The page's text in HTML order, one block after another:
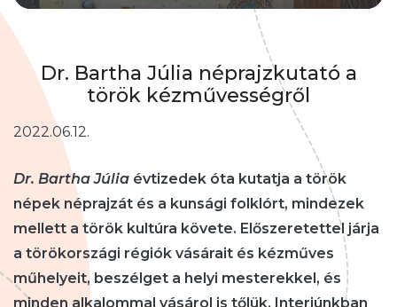
Dr. Bartha Júlia néprajzkutató a
török kézművességről
2022.06.12.
Dr. Bartha Júlia évtizedek óta kutatja a török
népek néprajzát és a kunsági folklórt, mindezek
mellett a török kultúra követe. Előszeretettel járja
a törökországi régiók vásárait és kézműves
műhelyeit, beszélget a helyi mesterekkel, és
minden alkalommal vásárol is tőlük. Interjúnkban